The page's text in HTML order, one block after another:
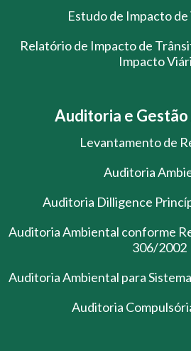
Estudo de Impacto
Relatório de Impacto de
Impacto
Auditoria e
Levantamento de
Auditoria
Auditoria Dilligence
Auditoria Ambiental conforme
306/2002
Auditoria Ambiental para
Auditoria